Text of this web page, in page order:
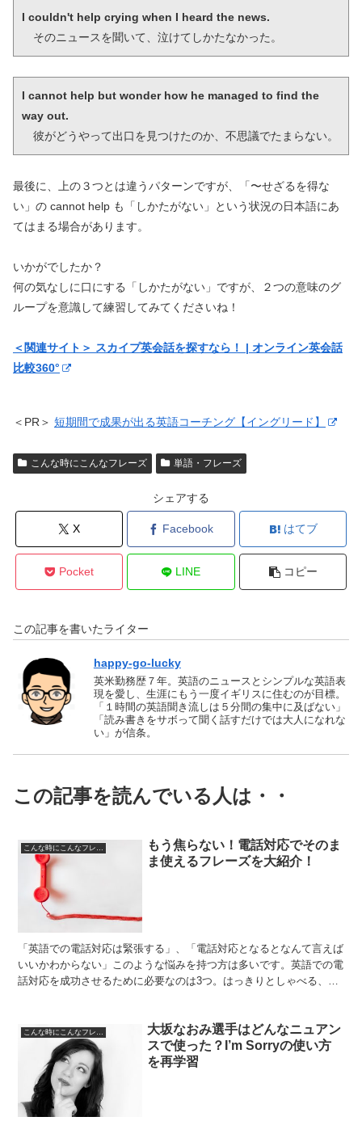
I couldn't help crying when I heard the news.
そのニュースを聞いて、泣けてしかたなかった。
I cannot help but wonder how he managed to find the
way out.
彼がどうやって出口を見つけたのか、不思議でたまらない。
最後に、上の３つとは違うパターンですが、「〜せざるを得な
い」の cannot help も「しかたがない」という状況の日本語にあ
てはまる場合があります。
いかがでしたか？
何の気なしに口にする「しかたがない」ですが、２つの意味のグ
ループを意識して練習してみてくださいね！
＜関連サイト＞ スカイプ英会話を探すなら！ | オンライン英会話
比較360°
＜PR＞ 短期間で成果が出る英語コーチング【イングリード】
こんな時にこんなフレーズ 単語・フレーズ
シェアする
X Facebook はてブ
Pocket LINE コピー
この記事を書いたライター
happy-go-lucky
英米勤務歴７年。英語のニュースとシンプルな英語表
現を愛し、生涯にもう一度イギリスに住むのが目標。
「１時間の英語聞き流しは５分間の集中に及ばない」
「読み書きをサボって聞く話すだけでは大人になれな
い」が信条。
この記事を読んでいる人は・・
こんな時にこんなフレーズ
もう焦らない！電話対応でそのま
ま使えるフレーズを大紹介！
「英語での電話対応は緊張する」、「電話対応となるとなんて言えば
いいかわからない」このような悩みを持つ方は多いです。英語での電
話対応を成功させるために必要なのは3つ。はっきりとしゃべる、丁
こんな時にこんなフレーズ
大坂なおみ選手はどんなニュアン
スで使った？I’m Sorryの使い方
を再学習